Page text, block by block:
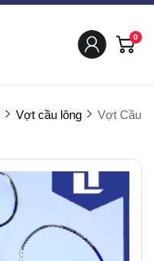
0
Vợt cầu lông
Vợt Cầu